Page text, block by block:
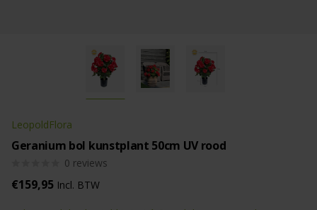
LeopoldFlora
Geranium bol kunstplant 50cm UV rood
0 reviews
€159,95 Incl. BTW